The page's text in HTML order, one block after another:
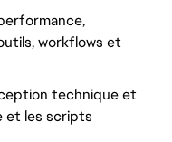
workflows et
technique et
et les scripts